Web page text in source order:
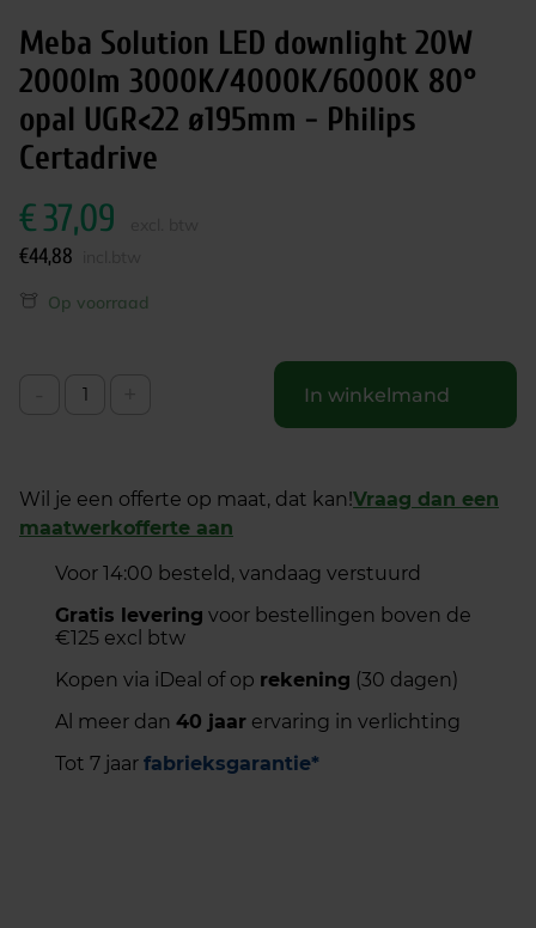
Meba Solution LED downlight 20W
2000lm 3000K/4000K/6000K 80°
opal UGR<22 ø195mm - Philips
Certadrive
€37,09
€44,88
Op voorraad
In winkelmand
Wil je een offerte op maat, dat kan!Vraag dan een
maatwerkofferte aan
Voor 14:00 besteld, vandaag verstuurd
Gratis levering voor bestellingen boven de
€125 excl btw
Kopen via iDeal of op rekening (30 dagen)
Al meer dan 40 jaar ervaring in verlichting
Tot 7 jaar fabrieksgarantie*